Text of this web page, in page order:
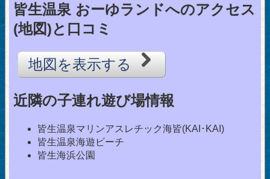
皆生温泉 おーゆランドへのアクセス
(地図)と口コミ
地図を表示する
近隣の子連れ遊び場情報
皆生温泉マリンアスレチック海皆(KAI･KAI)
皆生温泉海遊ビーチ
皆生海浜公園